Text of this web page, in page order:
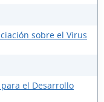
sobre el Virus
el Desarrollo